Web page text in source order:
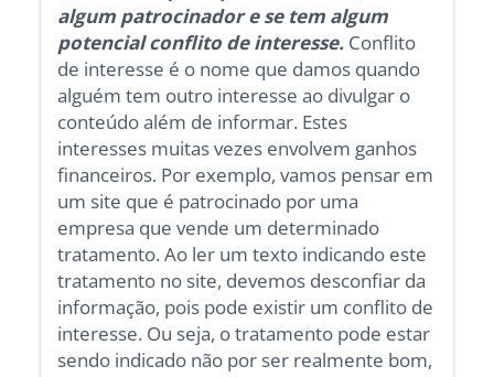
algum patrocinador e se tem algum
potencial conflito de interesse. Conflito
de interesse é o nome que damos quando
alguém tem outro interesse ao divulgar o
conteúdo além de informar. Estes
interesses muitas vezes envolvem ganhos
financeiros. Por exemplo, vamos pensar em
um site que é patrocinado por uma
empresa que vende um determinado
tratamento. Ao ler um texto indicando este
tratamento no site, devemos desconfiar da
informação, pois pode existir um conflito de
interesse. Ou seja, o tratamento pode estar
sendo indicado não por ser realmente bom,